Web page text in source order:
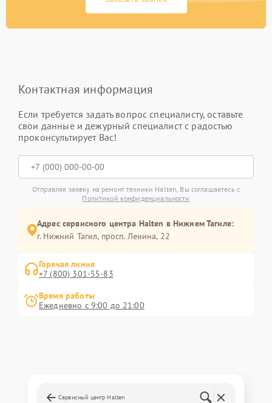
Контактная информация
Если требуется задать вопрос специалисту, оставьте
свои данные и дежурный специалист с радостью
проконсультирует Вас!
Отправляя заявку на ремонт техники Halten, Вы соглашаетесь с
Политикой конфиденциальности
Адрес сервисного центра Halten в Нижнем Тагиле:
г. Нижний Тагил, просп. Ленина, 22
Горячая линия
+7 (800) 301-55-83
Время работы
Ежедневно с 9:00 до 21:00
Сервисный центр Halten